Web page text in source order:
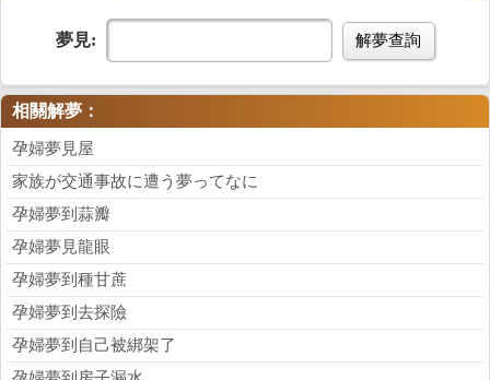
夢見: 解夢查詢
相關解夢：
孕婦夢見屋
家族が交通事故に遭う夢ってなに
孕婦夢到蒜瓣
孕婦夢見龍眼
孕婦夢到種甘蔗
孕婦夢到去探險
孕婦夢到自己被綁架了